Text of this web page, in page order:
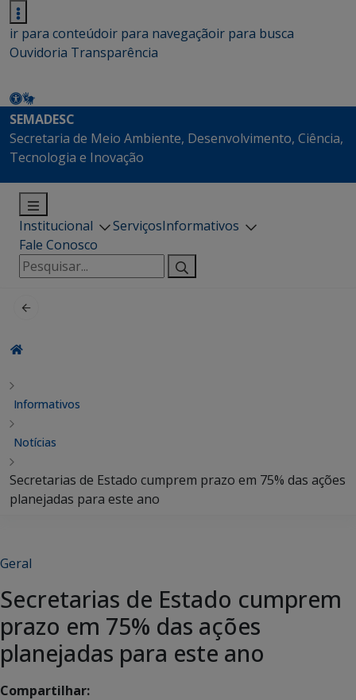
ir para conteúdoir para navegaçãoir para busca
Ouvidoria Transparência
SEMADESC
Secretaria de Meio Ambiente, Desenvolvimento, Ciência,
Tecnologia e Inovação
Institucional ServiçosInformativos
Fale Conosco
Pesquisar
por:
Informativos
Notícias
Secretarias de Estado cumprem prazo em 75% das ações
planejadas para este ano
Geral
Secretarias de Estado cumprem
prazo em 75% das ações
planejadas para este ano
Compartilhar: